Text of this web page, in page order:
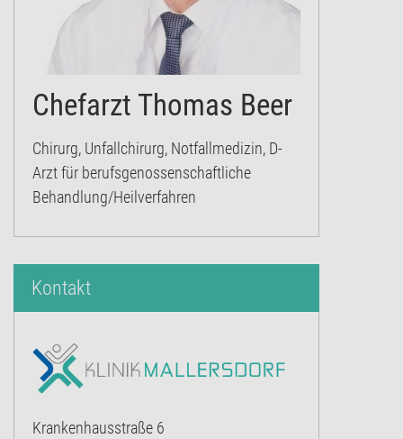
Chefarzt Thomas Beer
Chirurg, Unfallchirurg, Notfallmedizin, D-
Arzt für berufsgenossenschaftliche
Behandlung/Heilverfahren
Kontakt
Krankenhausstraße 6